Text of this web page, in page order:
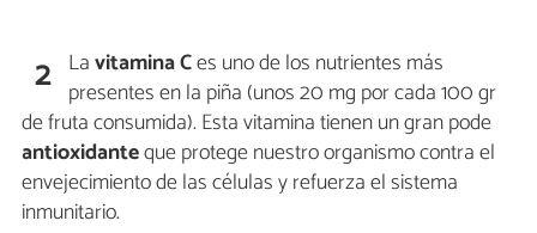
2 Lavitamina Ces uno de los nutrientes más
presentes en la piña (unos 20 mg por cada 100 gr
de fruta consumida). Esta vitamina tienen un gran pode
antioxidanteque protege nuestro organismo contra el
envejecimiento de las células y refuerza el sistema
inmunitario.